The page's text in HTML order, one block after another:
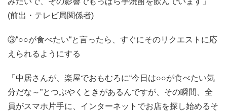
(前出・テレビ局関係者)
③“○○が食べたい“と言ったら、すぐにそのリクエストに応
えられるようにする
「中居さんが、楽屋でおもむろに“今日は○○が食べたい気
分だな～”とつぶやくときがあるんですが、その瞬間、全
員がスマホ片手に、インターネットでお店を探し始めるそ